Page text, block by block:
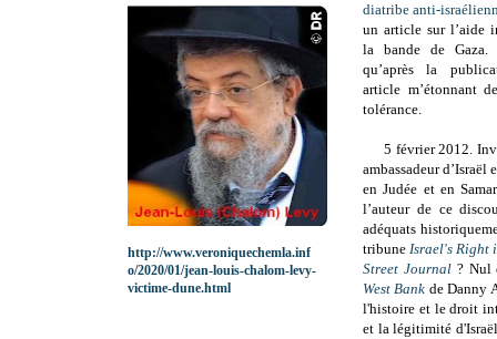
diatribe anti-
un article sur l’aide
la bande de
qu’après la
article m’étonnant
tolérance.
5 février 2012.
ambassadeur d’Israël
en Judée et en
l’auteur de ce
adéquats
tribuneIsrael's Right
Street Journal? Nul
West Bank de Danny
l'histoire et le droit
et la légitimité
http://www.veroniquechemla.inf
o/2020/01/jean-louis-chalom-levy-
victime-dune.html